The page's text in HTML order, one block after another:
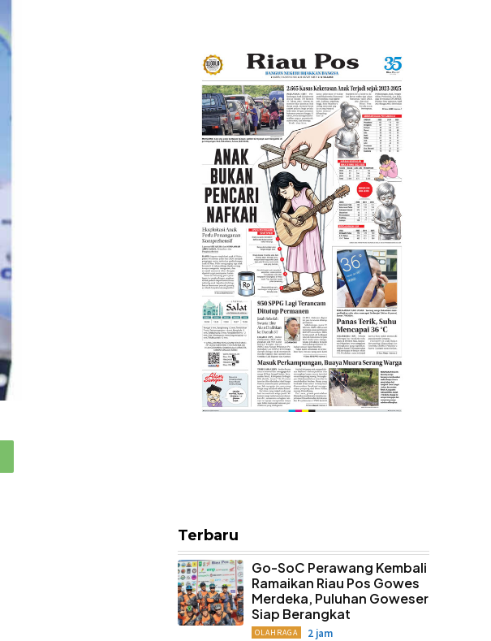
Terbaru
Go-SoC Perawang Kembali
Ramaikan Riau Pos Gowes
Merdeka, Puluhan Goweser
Siap Berangkat
OLAHRAGA 2 jam